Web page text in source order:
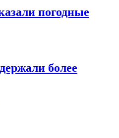
погодные
более